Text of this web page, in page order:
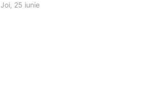
Joi, 25 iunie